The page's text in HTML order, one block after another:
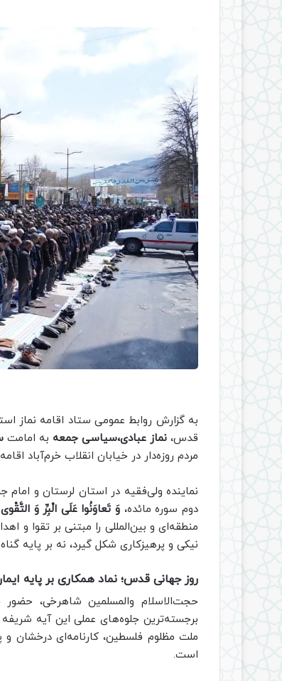
به گزارش روابط عمومی ستاد اقامه نماز
قدس، نماز عبادی،سیاسی جمعه به امامت
مردم روزه‌دار در خیابان انقلاب خرم‌آباد
نماینده ولی‌فقیه در استان لرستان و
دوم سوره مائده، وَ تَعاوَنُوا عَلَى الْبِرِّ وَ
منطقه‌ای و بین‌المللی را مبتنی بر تقوا و
نیکی و پرهیزکاری شکل گیرد، نه بر پایه
روز جهانی قدس؛ نماد همکاری بر پایه
حجت‌الاسلام والمسلمین شاهرخی،
ملت مظلوم فلسطین، کارنامه‌ای درخشان و
است.